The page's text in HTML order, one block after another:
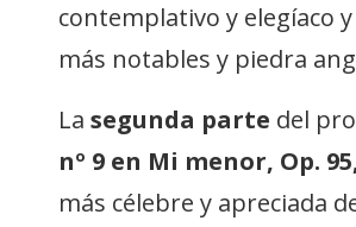
contemplativo y elegíaco
más notables y piedra
Lasegunda parte del
nº 9 en Mi menor, Op.
más célebre y apreciada